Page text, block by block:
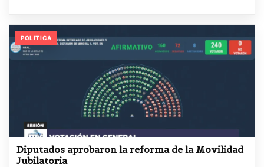
POLITICA
Diputados aprobaron la reforma de la Movilidad
Jubilatoria